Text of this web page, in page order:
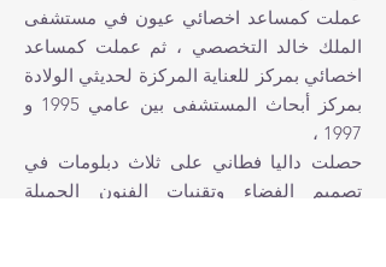
عملت كمساعد اخصائي عيون في مستشفى
الملك خالد التخصصي ، ثم عملت كمساعد
اخصائي بمركز للعناية المركزة لحديثي الولادة
بمركز أبحاث المستشفى بين عامي 1995 و
1997 ،
حصلت داليا فطاني على ثلاث دبلومات في
تصميم الفضاء وتقنيات الفنون الجميلة